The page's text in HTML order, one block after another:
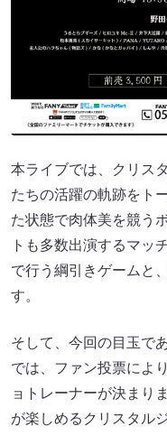
本ライブでは、クリス
たちの活躍の軌跡をト
た状態で肉体美を競う
トも多数出演するマッ
で行う綱引きゲームと
す。
そして、今回の目玉で
では、ファン投票によ
ョトレーナーが決まり
が楽しめるクリスタル